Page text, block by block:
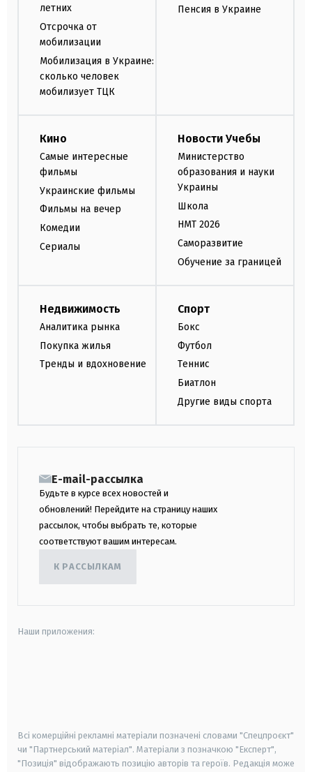
летних
Отсрочка от
мобилизации
Мобилизация в Украине:
сколько человек
мобилизует ТЦК
Пенсия в Украине
Кино
Самые интересные
фильмы
Украинские фильмы
Фильмы на вечер
Комедии
Сериалы
Новости Учебы
Министерство
образования и науки
Украины
Школа
НМТ 2026
Саморазвитие
Обучение за границей
Недвижимость
Аналитика рынка
Покупка жилья
Тренды и вдохновение
Спорт
Бокс
Футбол
Теннис
Биатлон
Другие виды спорта
E-mail-рассылка
Будьте в курсе всех новостей и
обновлений! Перейдите на страницу наших
рассылок, чтобы выбрать те, которые
соответствуют вашим интересам.
К РАССЫЛКАМ
Наши приложения:
Всі комерційні рекламні матеріали позначені словами "Спецпроєкт"
чи "Партнерський матеріал". Матеріали з позначкою "Експерт",
"Позиція" відображають позицію авторів та героїв. Редакція може